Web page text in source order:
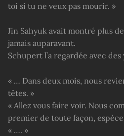
toi si tu ne veux pas mourir. »
Jin Sahyuk avait montré plus
jamais auparavant.
Schupert l’a regardée avec
« … Dans deux mois, nous
têtes. »
« Allez vous faire voir. Nous
premier de toute façon,
« …. »